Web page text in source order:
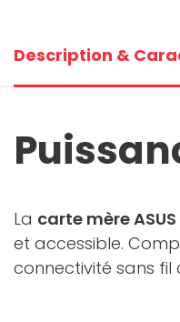
Description &
La carte mère ASUS
et accessible.
connectivité sans